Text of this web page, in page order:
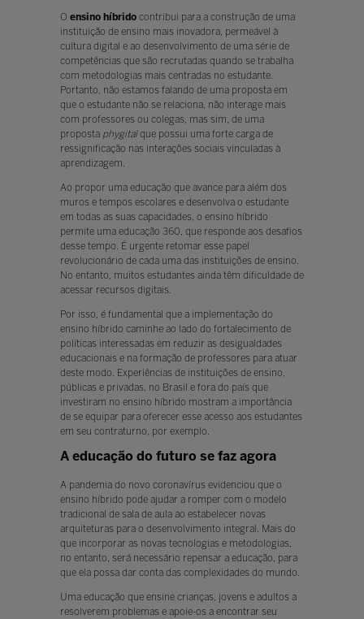
O ensino híbridocontribui para a construção de uma
instituição de ensino mais inovadora, permeável à
cultura digital e ao desenvolvimento de uma série de
competências que são recrutadas quando se trabalha
com metodologias mais centradas no estudante.
Portanto, não estamos falando de uma proposta em
que o estudante não se relaciona, não interage mais
com professores ou colegas, mas sim, de uma
proposta phygitalque possui uma forte carga de
ressignificação nas interações sociais vinculadas à
aprendizagem.
Ao propor uma educação que avance para além dos
muros e tempos escolares e desenvolva o estudante
em todas as suas capacidades, o ensino híbrido
permite uma educação 360, que responde aos desafios
desse tempo. É urgente retomar esse papel
revolucionário de cada uma das instituições de ensino.
No entanto, muitos estudantes ainda têm dificuldade de
acessar recursos digitais.
Por isso, é fundamental que a implementação do
ensino híbrido caminhe ao lado do fortalecimento de
políticas interessadas em reduzir as desigualdades
educacionais e na formação de professores para atuar
deste modo. Experiências de instituições de ensino,
públicas e privadas, no Brasil e fora do país que
investiram no ensino híbrido mostram a importância
de se equipar para oferecer esse acesso aos estudantes
em seu contraturno, por exemplo.
A educação do futuro se faz agora
A pandemia do novo coronavírus evidenciou que o
ensino híbrido pode ajudar a romper com o modelo
tradicional de sala de aula ao estabelecer novas
arquiteturas para o desenvolvimento integral. Mais do
que incorporar as novas tecnologias e metodologias,
no entanto, será necessário repensar a educação, para
que ela possa dar conta das complexidades do mundo.
Uma educação que ensine crianças, jovens e adultos a
resolverem problemas e apoie-os a encontrar seu